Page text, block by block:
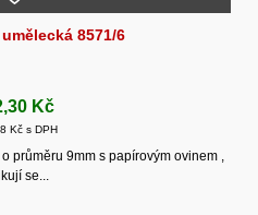
8571/6
Kč
Kč s DPH
průměru 9mm s papírovým ovinem ,
se...